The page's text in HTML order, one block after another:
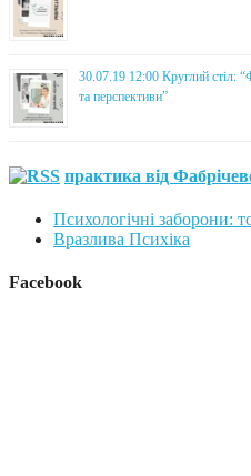
30.07.19 12:00 Круглий стіл:
та перспективи”
практика від
Психологічні заборони:
Вразлива Психіка
Facebook